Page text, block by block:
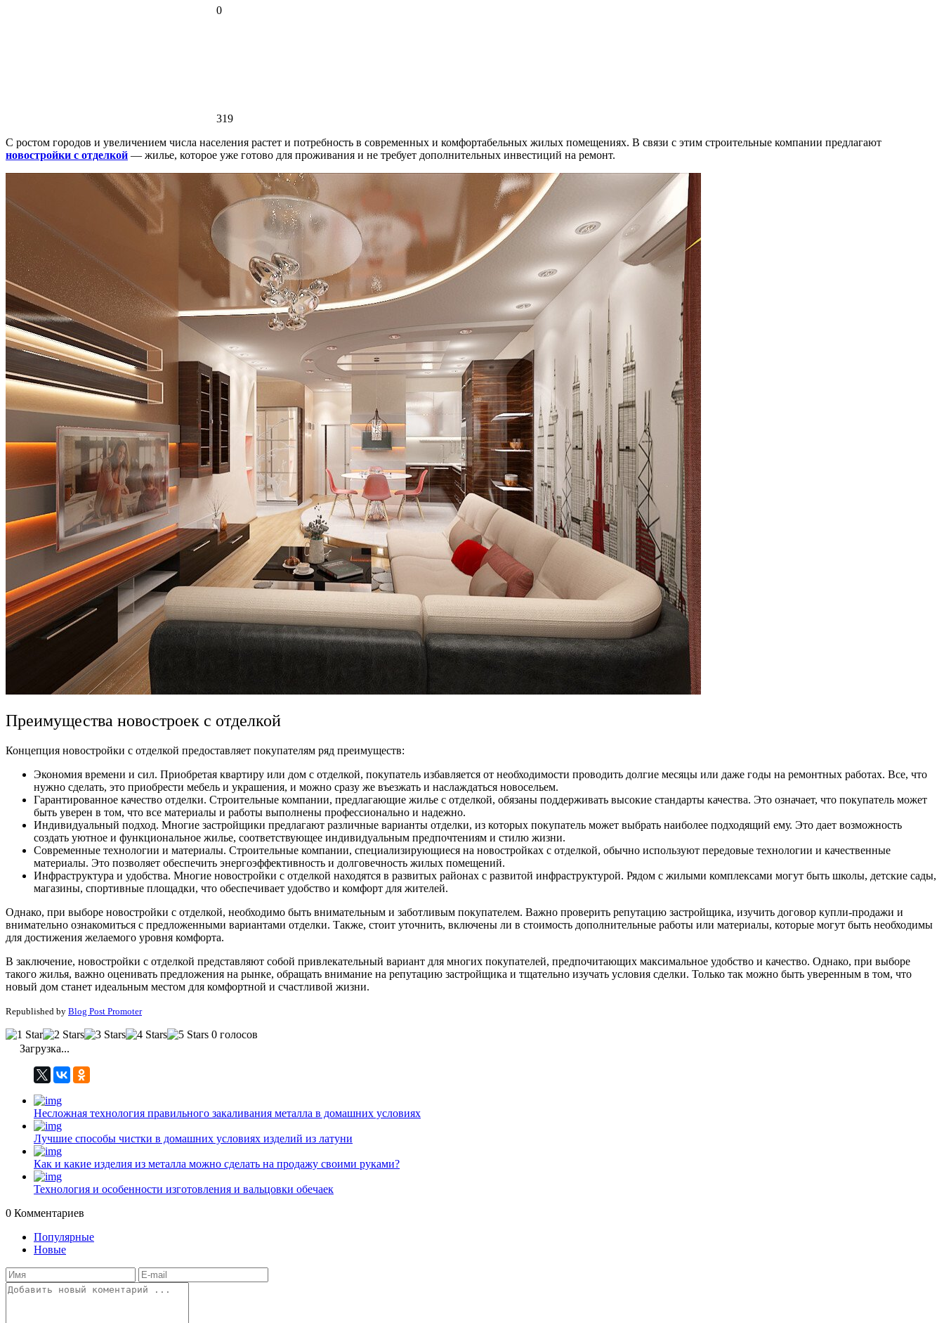
0
319
С ростом городов и увеличением числа населения растет и потребность в современных и комфортабельных жилых помещениях. В связи с этим строительные компании предлагают
новостройки с отделкой — жилье, которое уже готово для проживания и не требует дополнительных инвестиций на ремонт.
Преимущества новостроек с отделкой
Концепция новостройки с отделкой предоставляет покупателям ряд преимуществ:
Экономия времени и сил. Приобретая квартиру или дом с отделкой, покупатель избавляется от необходимости проводить долгие месяцы или даже годы на ремонтных работах. Все, что
нужно сделать, это приобрести мебель и украшения, и можно сразу же въезжать и наслаждаться новосельем.
Гарантированное качество отделки. Строительные компании, предлагающие жилье с отделкой, обязаны поддерживать высокие стандарты качества. Это означает, что покупатель может
быть уверен в том, что все материалы и работы выполнены профессионально и надежно.
Индивидуальный подход. Многие застройщики предлагают различные варианты отделки, из которых покупатель может выбрать наиболее подходящий ему. Это дает возможность
создать уютное и функциональное жилье, соответствующее индивидуальным предпочтениям и стилю жизни.
Современные технологии и материалы. Строительные компании, специализирующиеся на новостройках с отделкой, обычно используют передовые технологии и качественные
материалы. Это позволяет обеспечить энергоэффективность и долговечность жилых помещений.
Инфраструктура и удобства. Многие новостройки с отделкой находятся в развитых районах с развитой инфраструктурой. Рядом с жилыми комплексами могут быть школы, детские сады,
магазины, спортивные площадки, что обеспечивает удобство и комфорт для жителей.
Однако, при выборе новостройки с отделкой, необходимо быть внимательным и заботливым покупателем. Важно проверить репутацию застройщика, изучить договор купли-продажи и
внимательно ознакомиться с предложенными вариантами отделки. Также, стоит уточнить, включены ли в стоимость дополнительные работы или материалы, которые могут быть необходимы
для достижения желаемого уровня комфорта.
В заключение, новостройки с отделкой представляют собой привлекательный вариант для многих покупателей, предпочитающих максимальное удобство и качество. Однако, при выборе
такого жилья, важно оценивать предложения на рынке, обращать внимание на репутацию застройщика и тщательно изучать условия сделки. Только так можно быть уверенным в том, что
новый дом станет идеальным местом для комфортной и счастливой жизни.
Republished by Blog Post Promoter
0 голосов
Загрузка...
Несложная технология правильного закаливания металла в домашних условиях
Лучшие способы чистки в домашних условиях изделий из латуни
Как и какие изделия из металла можно сделать на продажу своими руками?
Технология и особенности изготовления и вальцовки обечаек
0 Комментариев
Популярные
Новые